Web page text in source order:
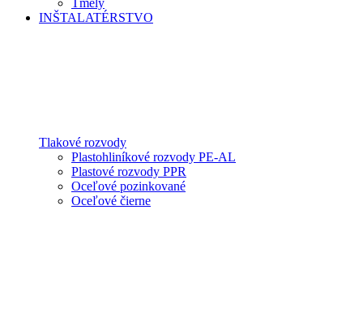
Tmely
INŠTALATÉRSTVO
Tlakové rozvody
Plastohliníkové rozvody PE-AL
Plastové rozvody PPR
Oceľové pozinkované
Oceľové čierne